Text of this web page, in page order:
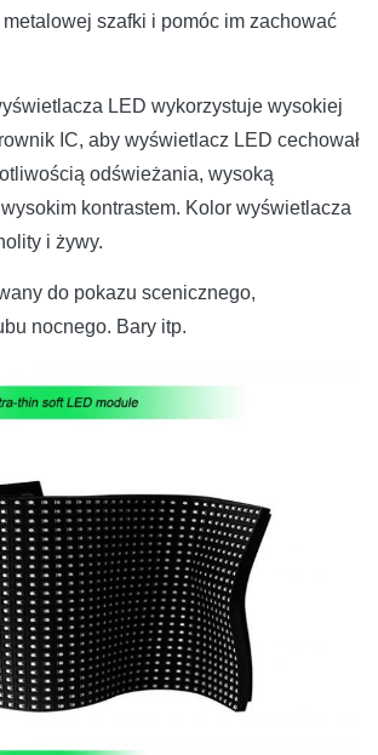
szafki i pomóc im zachować
LED wykorzystuje wysokiej
IC, aby wyświetlacz LED cechował
odświeżania, wysoką
kontrastem. Kolor wyświetlacza
i żywy.
do pokazu scenicznego,
nocnego. Bary itp.